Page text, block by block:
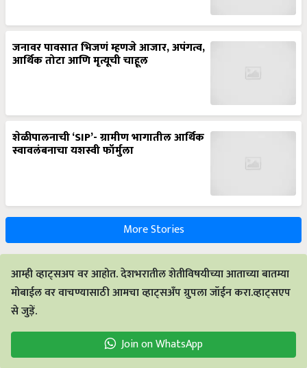
जनावर पावसात भिजणं म्हणजे आजार, अपंगत्व,
आर्थिक तोटा आणि मृत्यूची चाहूल
शेळीपालनाची ‘SIP’- ग्रामीण भागातील आर्थिक
स्वावलंबनाचा यशस्वी फॉर्मुला
More Stories
आम्ही व्हाट्सअप वर आहोत. देशभरातील शेतीविषयीच्या आताच्या बातम्या
मोबाईल वर वाचण्यासाठी आमचा व्हाट्सअँप ग्रुपला जॉईन करा.व्हाट्सएप
से जुड़ें.
Join on WhatsApp